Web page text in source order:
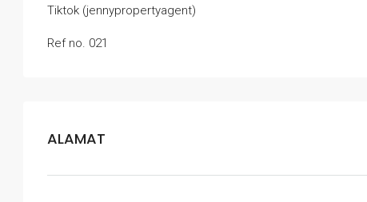
Tiktok (jennypropertyagent)
Ref no. 021
ALAMAT